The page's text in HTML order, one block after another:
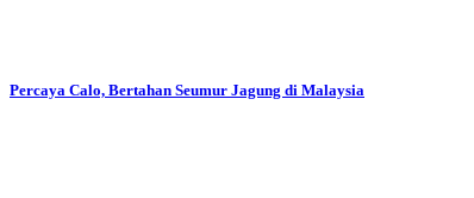
Percaya Calo, Bertahan Seumur Jagung di Malaysia